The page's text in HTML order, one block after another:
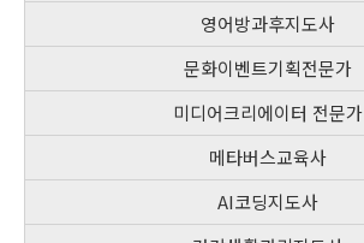
영어방과후지도사
문화이벤트기획전문가
미디어크리에이터 전문가
메타버스교육사
AI코딩지도사